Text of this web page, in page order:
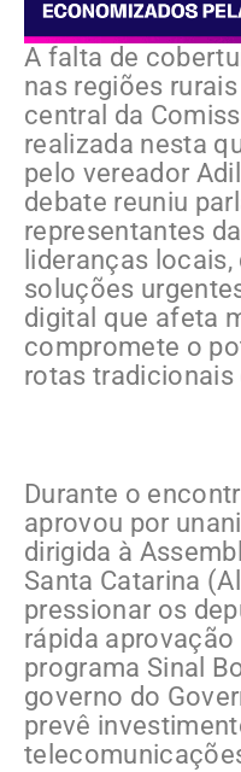
A falta de
nas regiões
central da
realizada nesta
pelo vereador
debate reuniu
representantes
lideranças
soluções
digital que afeta
compromete o
rotas
Durante o
aprovou por
dirigida à
Santa Catarina
pressionar os
rápida
programa Sinal
governo do
prevê